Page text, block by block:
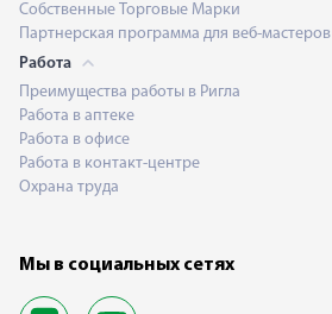
Собственные Торговые Марки
Партнерская программа для веб-мастеров
Работа
Преимущества работы в Ригла
Работа в аптеке
Работа в офисе
Работа в контакт-центре
Охрана труда
Мы в социальных сетях